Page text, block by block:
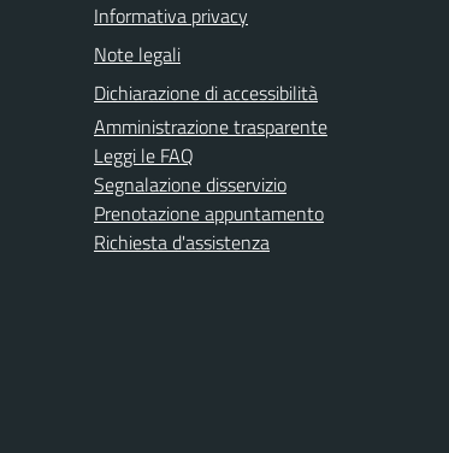
Informativa privacy
Note legali
Dichiarazione di accessibilità
Amministrazione trasparente
Leggi le FAQ
Segnalazione disservizio
Prenotazione appuntamento
Richiesta d'assistenza